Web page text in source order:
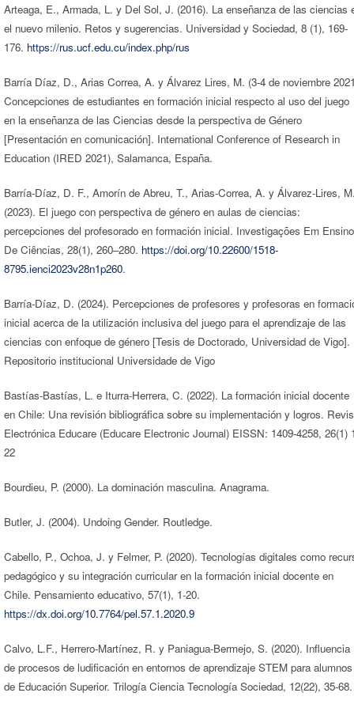
Arteaga, E., Armada, L. y Del Sol, J. (2016). La enseñanza de las ciencias
el nuevo milenio. Retos y sugerencias. Universidad y Sociedad, 8 (1), 169-
176. https://rus.ucf.edu.cu/index.php/rus
Barría Díaz, D., Arias Correa, A. y Álvarez Lires, M. (3-4 de noviembre
Concepciones de estudiantes en formación inicial respecto al uso del juego
en la enseñanza de las Ciencias desde la perspectiva de Género
[Presentación en comunicación]. International Conference of Research in
Education (IRED 2021), Salamanca, España.
Barría-Díaz, D. F., Amorín de Abreu, T., Arias-Correa, A. y Álvarez-Lires,
(2023). El juego con perspectiva de género en aulas de ciencias:
percepciones del profesorado en formación inicial. Investigações Em Ensino
De Ciências, 28(1), 260–280. https://doi.org/10.22600/1518-
8795.ienci2023v28n1p260.
Barría-Díaz, D. (2024). Percepciones de profesores y profesoras en
inicial acerca de la utilización inclusiva del juego para el aprendizaje de las
ciencias con enfoque de género [Tesis de Doctorado, Universidad de Vigo].
Repositorio institucional Universidade de Vigo
Bastías-Bastías, L. e Iturra-Herrera, C. (2022). La formación inicial docente
en Chile: Una revisión bibliográfica sobre su implementación y logros.
Electrónica Educare (Educare Electronic Journal) EISSN: 1409-4258, 26(1)
22
Bourdieu, P. (2000). La dominación masculina. Anagrama.
Butler, J. (2004). Undoing Gender. Routledge.
Cabello, P., Ochoa, J. y Felmer, P. (2020). Tecnologías digitales como
pedagógico y su integración curricular en la formación inicial docente en
Chile. Pensamiento educativo, 57(1), 1-20.
https://dx.doi.org/10.7764/pel.57.1.2020.9
Calvo, L.F., Herrero-Martínez, R. y Paniagua-Bermejo, S. (2020). Influencia
de procesos de ludificación en entornos de aprendizaje STEM para alumnos
de Educación Superior. Trilogía Ciencia Tecnología Sociedad, 12(22), 35-68.